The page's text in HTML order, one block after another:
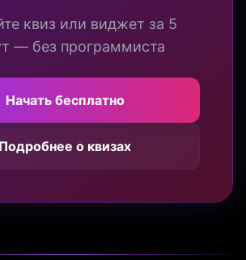
квиз или виджет за 5
— без программиста
Начать бесплатно
Подробнее о квизах